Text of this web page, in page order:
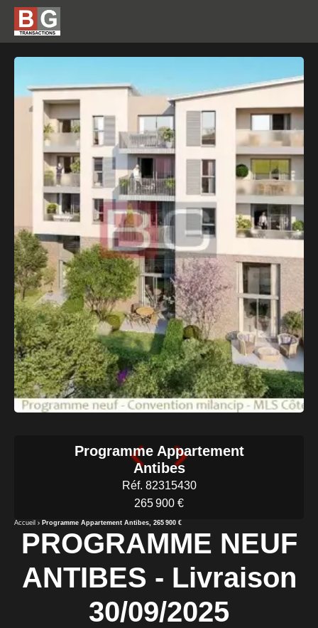
Programme Appartement
Antibes
Réf. 82315430
265 900 €
Accueil Programme Appartement Antibes, 265 900 €
PROGRAMME NEUF
ANTIBES - Livraison
30/09/2025